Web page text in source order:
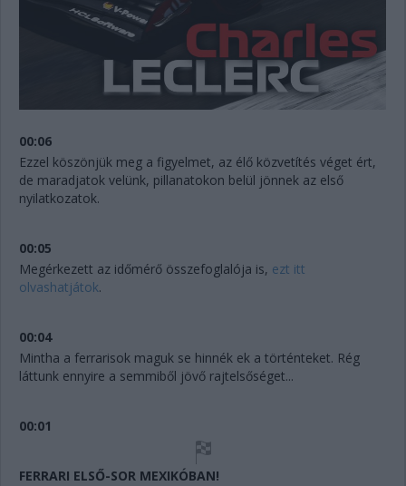
00:06
Ezzel köszönjük meg a figyelmet, az élő közvetítés véget ért,
de maradjatok velünk, pillanatokon belül jönnek az első
nyilatkozatok.
00:05
Megérkezett az időmérő összefoglalója is, ezt itt
olvashatjátok.
00:04
Mintha a ferrarisok maguk se hinnék ek a történteket. Rég
láttunk ennyire a semmiből jövő rajtelsőséget...
00:01
FERRARI ELSŐ-SOR MEXIKÓBAN!